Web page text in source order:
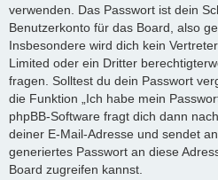
verwenden. Das Passwort ist dein
Benutzerkonto für das Board, also
Insbesondere wird dich kein
Limited oder ein Dritter
fragen. Solltest du dein Passwort
die Funktion „Ich habe mein
phpBB-Software fragt dich dann
deiner E-Mail-Adresse und sendet
generiertes Passwort an diese
Board zugreifen kannst.